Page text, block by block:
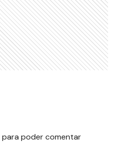
para poder comentar